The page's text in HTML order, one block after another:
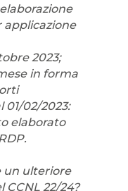
applicazione
2023;
in forma
01/02/2023:
elaborato
un ulteriore
CCNL 22/24?